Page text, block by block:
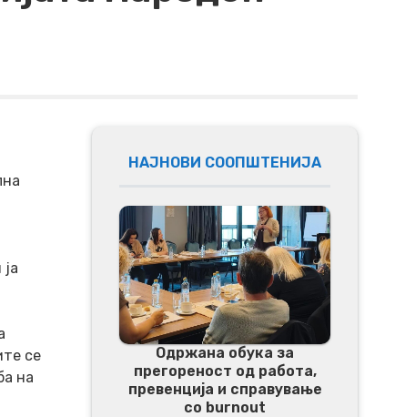
се
на
НАЈНОВИ СООПШТЕНИЈА
Одржана обука за
прегореност од работа,
превенција и справување
со burnout